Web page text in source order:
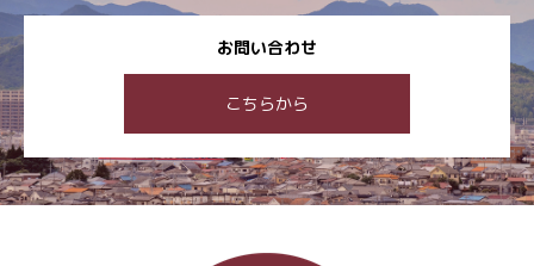
お問い合わせ
こちらから